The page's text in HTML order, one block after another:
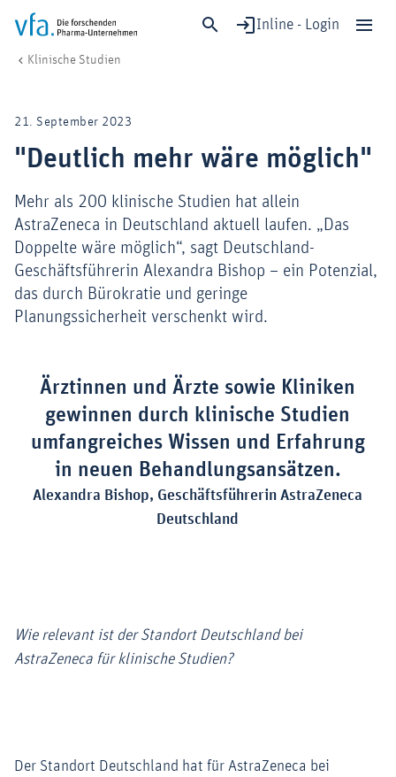
Inline - Login
Forschung & Entwicklung
Gesundheit & Versorgung
Wirtschaft & Standort
Digitalisierung & KI
Verband & Mitglieder
Mitglied werden!
Klinische Studien
21. September 2023
"Deutlich mehr wäre möglich"
Mehr als 200 klinische Studien hat allein
AstraZeneca in Deutschland aktuell laufen. „Das
Doppelte wäre möglich“, sagt Deutschland-
Geschäftsführerin Alexandra Bishop – ein Potenzial,
das durch Bürokratie und geringe
Planungssicherheit verschenkt wird.
Ärztinnen und Ärzte sowie Kliniken
gewinnen durch klinische Studien
umfangreiches Wissen und Erfahrung
in neuen Behandlungsansätzen.
Alexandra Bishop, Geschäftsführerin AstraZeneca
Deutschland
Wie relevant ist der Standort Deutschland bei
AstraZeneca für klinische Studien?
Der Standort Deutschland hat für AstraZeneca bei